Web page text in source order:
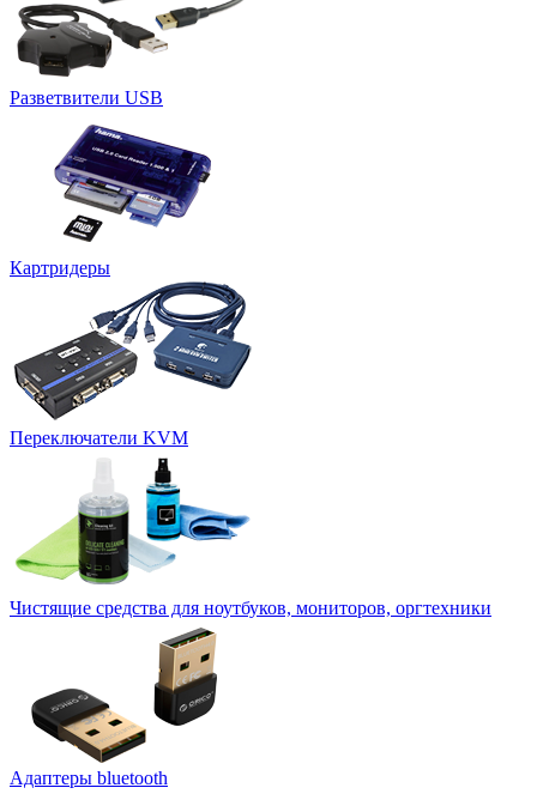
Разветвители USB
Картридеры
Переключатели KVM
Чистящие средства для ноутбуков, мониторов, оргтехники
Адаптеры bluetooth